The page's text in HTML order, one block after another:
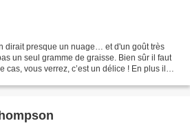
dirait presque un nuage… et d'un goût très
un seul gramme de graisse. Bien sûr il faut
cas, vous verrez, c’est un délice ! En plus il